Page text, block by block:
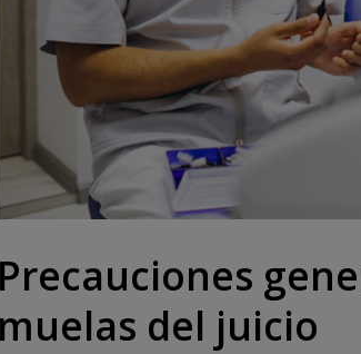
Precauciones
muelas del juicio